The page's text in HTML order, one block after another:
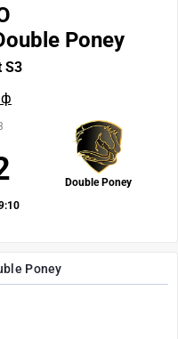
Poney
Poney
S3
Double Poney